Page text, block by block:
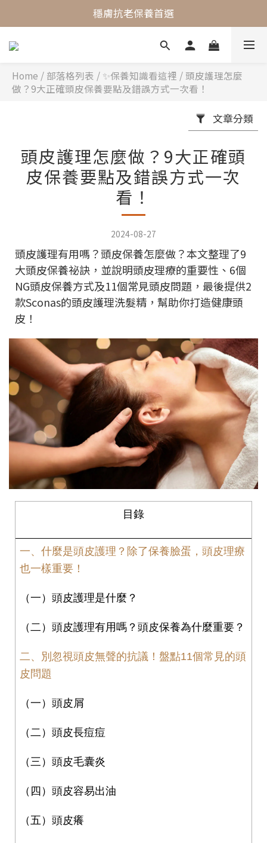
最懂敏弱肌的抗老專家
穩膚抗老保養首選
最懂敏弱肌的抗老專家
Home / 部落格列表 / ✨保養知識看這裡 / 頭皮護理怎麼
做？9大正確頭皮保養要點及錯誤方式一次看！
文章分類
頭皮護理怎麼做？9大正確頭
皮保養要點及錯誤方式一次
看！
2024-08-27
頭皮護理有用嗎？頭皮保養怎麼做？本文整理了9
大頭皮保養祕訣，並說明頭皮理療的重要性、6個
NG頭皮保養方式及11個常見頭皮問題，最後提供2
款Sconas的頭皮護理洗髮精，幫助你打造健康頭
皮！
目錄
一、什麼是頭皮護理？除了保養臉蛋，頭皮理療
也一樣重要！
（一）頭皮護理是什麼？
（二）頭皮護理有用嗎？頭皮保養為什麼重要？
二、別忽視頭皮無聲的抗議！盤點11個常見的頭
皮問題
（一）頭皮屑
（二）頭皮長痘痘
（三）頭皮毛囊炎
（四）頭皮容易出油
（五）頭皮癢